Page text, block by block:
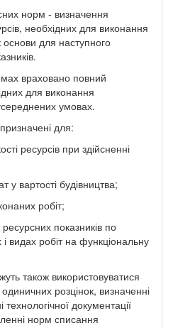
норм - визначення
необхідних для виконання
основи для наступного
враховано повний
для виконання
умовах.
для:
ресурсів при здійсненні
у вартості будівництва;
робіт;
показників по
видах робіт на функціональну
також використовуватися
розцінок, визначенні
технологічної документації
норм списання